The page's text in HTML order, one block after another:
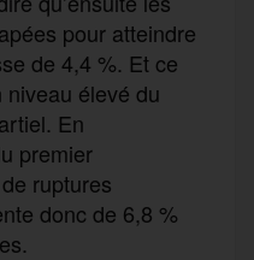
pour atteindre
de 4,4 %. Et ce
élevé du
En
premier
ruptures
donc de 6,8 %